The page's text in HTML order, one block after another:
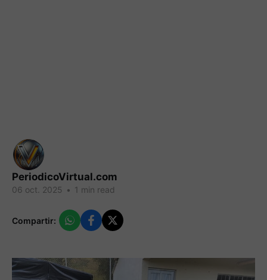
PeriodicoVirtual.com
06 oct. 2025 • 1 min read
Compartir: